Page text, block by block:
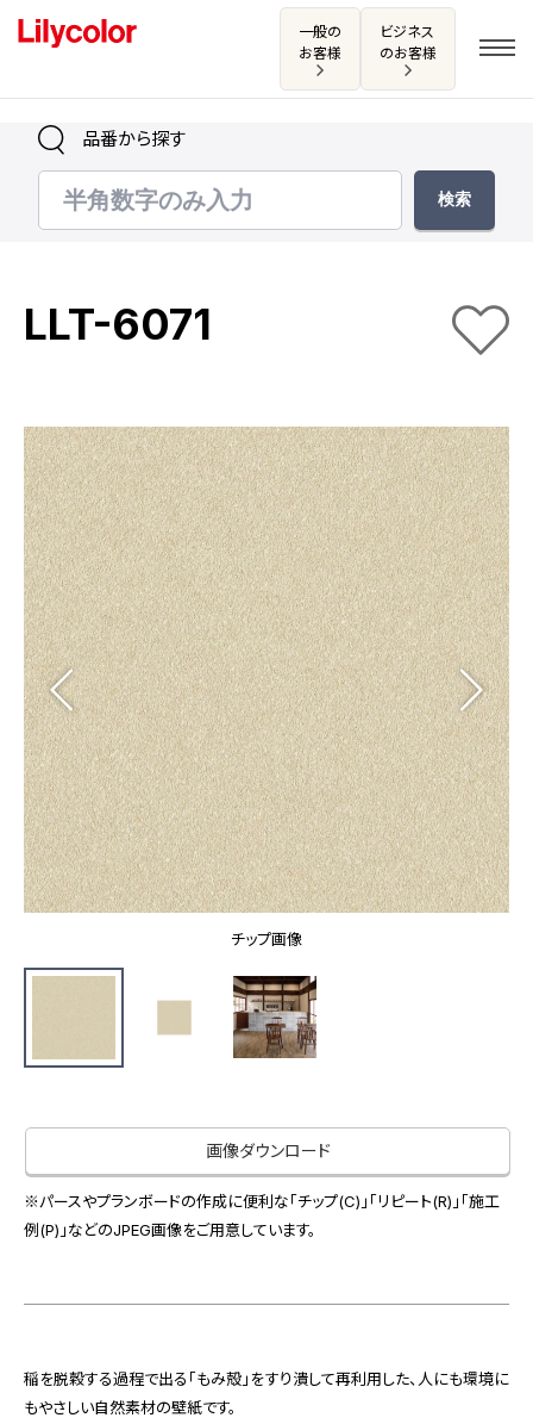
一般の
お客様
ビジネス
のお客様
ログイン・新規会員登録
お気に入り
商品を探す
商品を探す トップ
壁紙
カーテン
床材
ブランド・コレクション
Lilycolor Coordinate 着せ替えシミュレーション
カタログ一覧
カタログ一覧 トップ
壁紙
カーテン
床材
サステナブル商品
ノンワックス床タイル
壁紙機能性ガイド
施工事例
施工事例 トップ
医療・福祉施設
ホテル・オフィス・店舗
モデルハウス
新築戸建・マンション
#リリカラのある暮らし
リリカラノート
ショールーム
ショールーム トップ
東京ショールーム
大阪ショールーム
お客様サポート
お客様サポート トップ
画像ダウンロード
お役立ち資料
サンプル・カタログ請求／お問い合わせ（ビジネスのお客様）
非住宅案件に関するお問い合わせ
スペースソリューション事業
オフィスソリューション事業
会社情報
品番から探す
LLT-6071
チップ画像
画像ダウンロード
※パースやプランボードの作成に便利な「チップ(C)」「リピート(R)」「施工
例(P)」などのJPEG画像をご用意しています。
稲を脱穀する過程で出る「もみ殻」をすり潰して再利用した、人にも環境に
もやさしい自然素材の壁紙です。